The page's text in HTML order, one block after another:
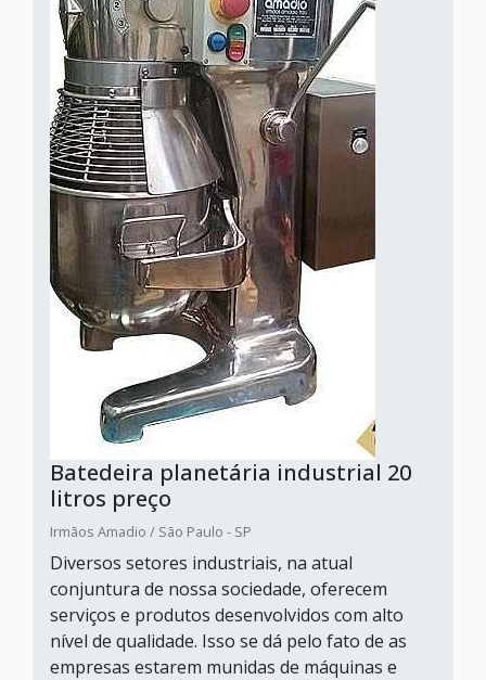
Batedeira planetária industrial 20
litros preço
Irmãos Amadio / São Paulo - SP
Diversos setores industriais, na atual
conjuntura de nossa sociedade, oferecem
serviços e produtos desenvolvidos com alto
nível de qualidade. Isso se dá pelo fato de as
empresas estarem munidas de máquinas e